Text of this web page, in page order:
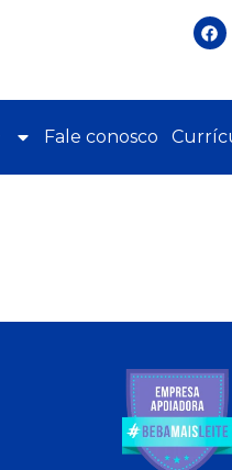
Fale conosco